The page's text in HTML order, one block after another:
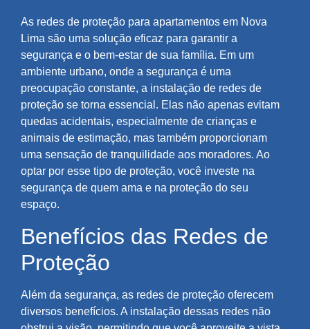
As redes de proteção para apartamentos em Nova
Lima são uma solução eficaz para garantir a
segurança e o bem-estar de sua família. Em um
ambiente urbano, onde a segurança é uma
preocupação constante, a instalação de redes de
proteção se torna essencial. Elas não apenas evitam
quedas acidentais, especialmente de crianças e
animais de estimação, mas também proporcionam
uma sensação de tranquilidade aos moradores. Ao
optar por esse tipo de proteção, você investe na
segurança de quem ama e na proteção do seu
espaço.
Benefícios das Redes de
Proteção
Além da segurança, as redes de proteção oferecem
diversos benefícios. A instalação dessas redes não